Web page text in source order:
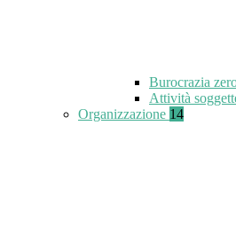
Burocrazia
Attività
Organizzazione 14